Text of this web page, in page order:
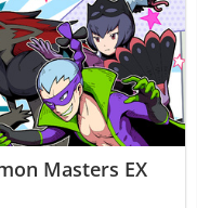
Masters EX